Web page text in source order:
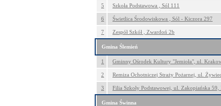
5 Szkoła Podstawowa , Sól 111
6 Świetlica Środowiskowa , Sól - Kiczora 297
7 Zespół Szkół , Zwardoń 2b
Gmina Ślemień
1 Gminny Ośrodek Kultury "Jemioła", ul.
2 Remiza Ochotniczej Straży Pożarnej, ul.
3 Filia Szkoły Podstawowej, ul. Zakopiańska 59,
Gmina Świnna